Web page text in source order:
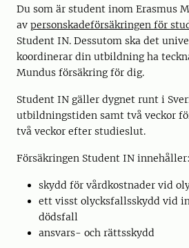
Du som är student inom Erasmus
av personskadeförsäkringen för
Student IN. Dessutom ska det
koordinerar din utbildning ha
Mundus försäkring för dig.
Student IN gäller dygnet runt i
utbildningstiden samt två veckor
två veckor efter studieslut.
Försäkringen Student IN innehåller:
skydd för vårdkostnader vid
ett visst olycksfallsskydd vid
dödsfall
ansvars- och rättsskydd